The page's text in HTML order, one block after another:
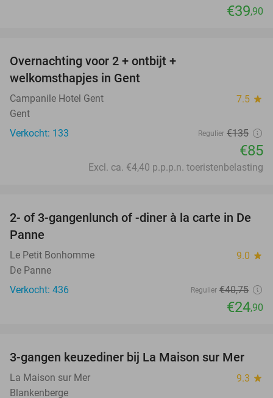
€39,90
Overnachting voor 2 + ontbijt +
welkomsthapjes in Gent
Campanile Hotel Gent 7.5 star
Gent
Verkocht: 133
Regulier €135
€85
Excl. ca. €4,40 p.p.p.n. toeristenbelasting
39%
2- of 3-gangenlunch of -diner à la carte in De
Panne
Le Petit Bonhomme 9.0 star
De Panne
Verkocht: 436
Regulier €40,75
€24,90
40%
3-gangen keuzediner bij La Maison sur Mer
La Maison sur Mer 9.3 star
Blankenberge